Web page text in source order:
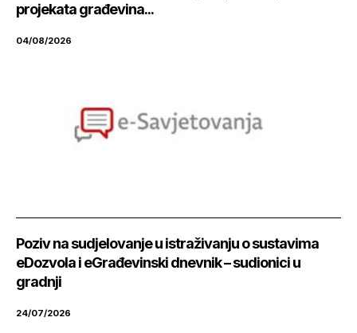
projekata građevina...
04/08/2026
Poziv na sudjelovanje u istraživanju o sustavima
eDozvola i eGrađevinski dnevnik – sudionici u
gradnji
24/07/2026